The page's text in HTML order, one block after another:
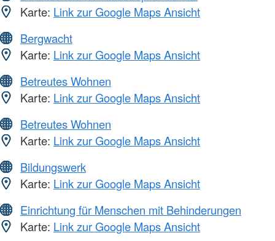
Karte: Link zur Google Maps Ansicht
Bergwacht
Karte: Link zur Google Maps Ansicht
Betreutes Wohnen
Karte: Link zur Google Maps Ansicht
Betreutes Wohnen
Karte: Link zur Google Maps Ansicht
Bildungswerk
Karte: Link zur Google Maps Ansicht
Einrichtung für Menschen mit Behinderungen
Karte: Link zur Google Maps Ansicht